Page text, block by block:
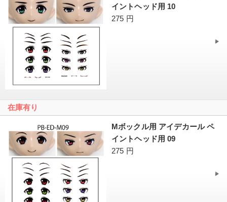
イントヘッド用 10
275 円
在庫有り
Mボックル用 アイデカール ペ
イントヘッド用 09
275 円